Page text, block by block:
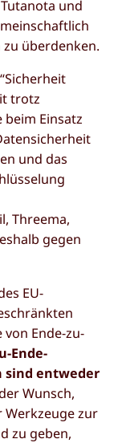
und
zu überdenken.
trotz
beim Einsatz
und das
Threema,
gegen
EU-
Ende-zu-
Ende-
sind entweder
Wunsch,
zur
zu geben,